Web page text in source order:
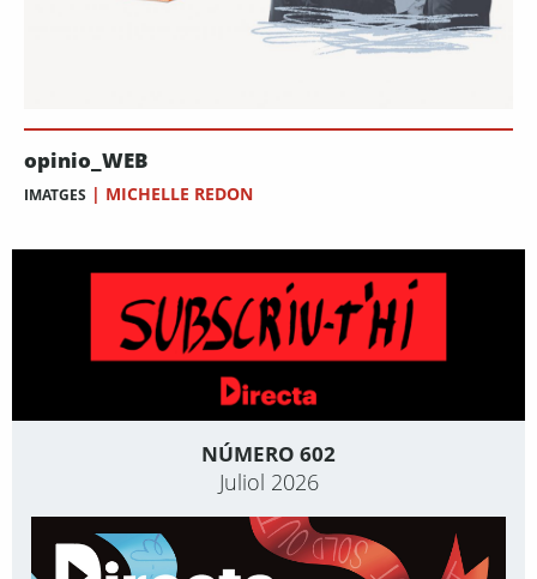
opinio_WEB
IMATGES | MICHELLE REDON
NÚMERO 602
Juliol 2026